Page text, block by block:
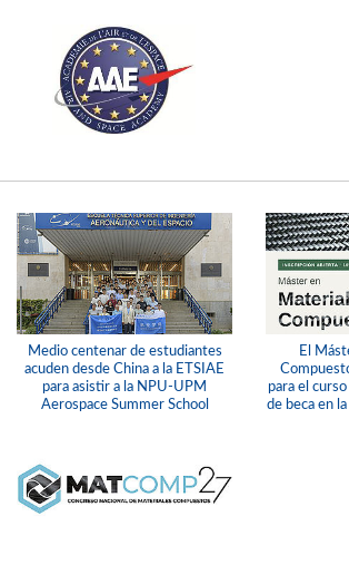
Medio centenar de estudiantes
acuden desde China a la ETSIAE
para asistir a la NPU-UPM
Aerospace Summer School
El
para el
de beca en